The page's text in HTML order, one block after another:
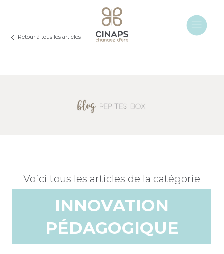
Retour à tous les articles
Voici tous les articles de la catégorie
INNOVATION
PÉDAGOGIQUE